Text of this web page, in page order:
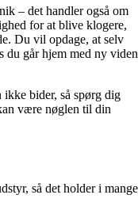
– det handler også om
for at blive klogere,
Du vil opdage, at selv
du går hjem med ny viden
ikke bider, så spørg dig
være nøglen til din
så det holder i mange